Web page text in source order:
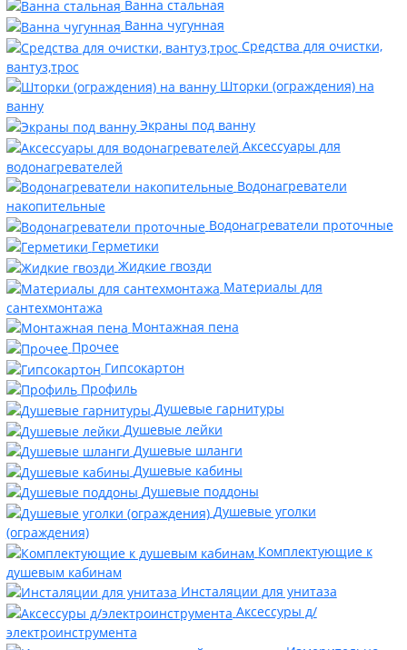
Ванна стальная
Ванна чугунная
Средства для очистки,
вантуз,трос
Шторки (ограждения) на
ванну
Экраны под ванну
Аксессуары для
водонагревателей
Водонагреватели
накопительные
Водонагреватели проточные
Герметики
Жидкие гвозди
Материалы для
сантехмонтажа
Монтажная пена
Прочее
Гипсокартон
Профиль
Душевые гарнитуры
Душевые лейки
Душевые шланги
Душевые кабины
Душевые поддоны
Душевые уголки
(ограждения)
Комплектующие к
душевым кабинам
Инсталяции для унитаза
Аксессуры д/
электроинструмента